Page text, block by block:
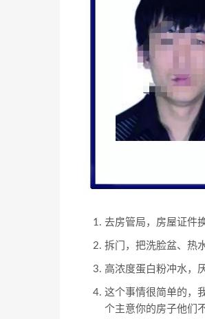
去房管局，房屋证件
拆门，把洗脸盆、热
高浓度蛋白粉冲水，
这个事情很简单的，
个主意你的房子他们